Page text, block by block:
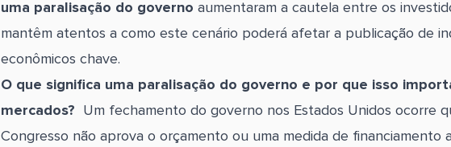
uma paralisação do governo aumentaram a cautela entre os
mantêm atentos a como este cenário poderá afetar a publicação de
econômicos chave.
O que significa uma paralisação do governo e por que isso
mercados? Um fechamento do governo nos Estados Unidos ocorre
Congresso não aprova o orçamento ou uma medida de financiamento